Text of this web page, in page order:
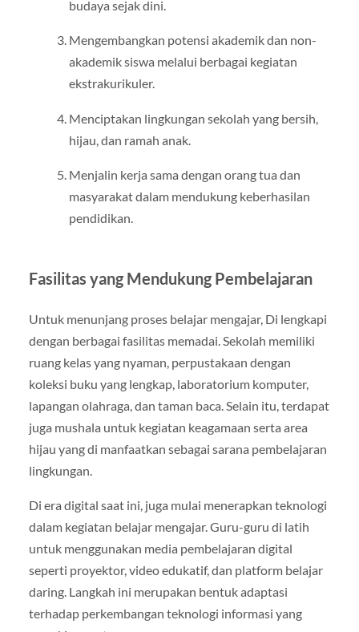
budaya sejak dini.
Mengembangkan potensi akademik dan non-
akademik siswa melalui berbagai kegiatan
ekstrakurikuler.
Menciptakan lingkungan sekolah yang bersih,
hijau, dan ramah anak.
Menjalin kerja sama dengan orang tua dan
masyarakat dalam mendukung keberhasilan
pendidikan.
Fasilitas yang Mendukung Pembelajaran
Untuk menunjang proses belajar mengajar, Di lengkapi
dengan berbagai fasilitas memadai. Sekolah memiliki
ruang kelas yang nyaman, perpustakaan dengan
koleksi buku yang lengkap, laboratorium komputer,
lapangan olahraga, dan taman baca. Selain itu, terdapat
juga mushala untuk kegiatan keagamaan serta area
hijau yang di manfaatkan sebagai sarana pembelajaran
lingkungan.
Di era digital saat ini, juga mulai menerapkan teknologi
dalam kegiatan belajar mengajar. Guru-guru di latih
untuk menggunakan media pembelajaran digital
seperti proyektor, video edukatif, dan platform belajar
daring. Langkah ini merupakan bentuk adaptasi
terhadap perkembangan teknologi informasi yang